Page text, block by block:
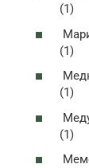
(1)
(1)
(1)
(1)